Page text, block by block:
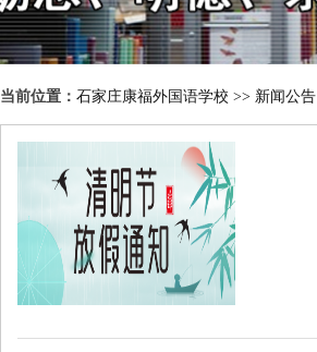
当前位置： 石家庄康福外国语学校 >> 新闻公告